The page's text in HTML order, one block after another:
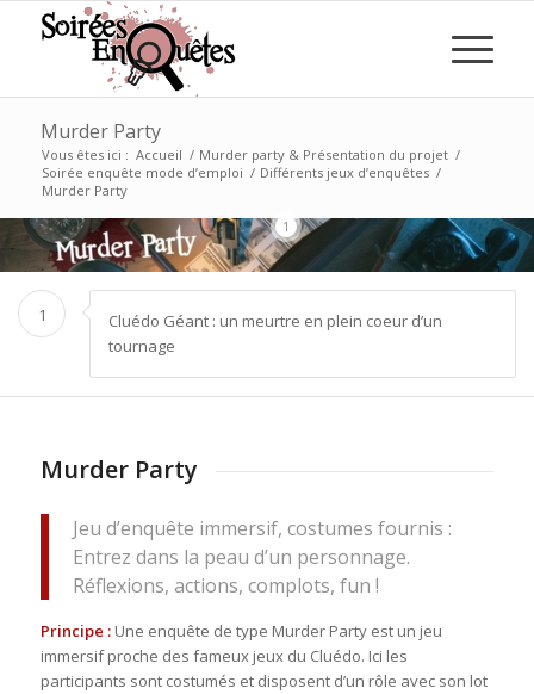
Murder Party
Vous êtes ici : Accueil / Murder party & Présentation du projet /
Soirée enquête mode d’emploi / Différents jeux d’enquêtes /
Murder Party
1
1
Cluédo Géant : un meurtre en plein coeur d’un
tournage
Murder Party
Jeu d’enquête immersif, costumes fournis :
Entrez dans la peau d’un personnage.
Réflexions, actions, complots, fun !
Principe :Une enquête de type Murder Party est un jeu
immersif proche des fameux jeux du Cluédo. Ici les
participants sont costumés et disposent d’un rôle avec son lot